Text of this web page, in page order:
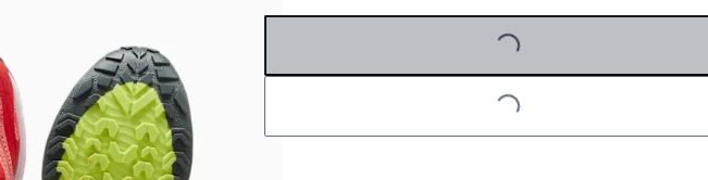
LOADING...